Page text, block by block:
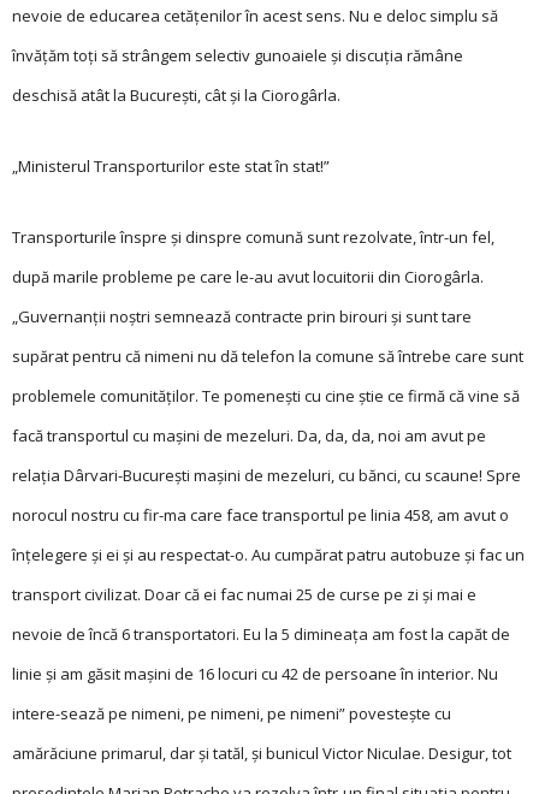
nevoie de educarea cetăţenilor în acest sens. Nu e deloc simplu să
învăţăm toţi să strângem selectiv gunoaiele şi discuţia rămâne
deschisă atât la Bucureşti, cât şi la Ciorogârla.
„Ministerul ­Transporturilor este stat în stat!”
Transporturile înspre şi dinspre comună sunt rezolvate, într-un fel,
după marile probleme pe care le-au avut locuitorii din Ciorogârla.
„Guvernanţii noştri semnează contracte prin birouri şi sunt tare
supărat pentru că nimeni nu dă telefon la comune să întrebe care sunt
problemele comunităţilor. Te pomeneşti cu cine ştie ce firmă că vine să
facă transportul cu maşini de mezeluri. Da, da, da, noi am avut pe
relaţia Dârvari-Bucureşti maşini de mezeluri, cu bănci, cu scaune! Spre
norocul nostru cu fir-ma care face transportul pe linia 458, am avut o
înţelegere și ei şi au respectat-o. Au cumpărat patru autobuze şi fac un
transport civilizat. Doar că ei fac numai 25 de curse pe zi şi mai e
nevoie de încă 6 transportatori. Eu la 5 dimineaţa am fost la capăt de
linie şi am găsit maşini de 16 locuri cu 42 de persoane în interior. Nu
intere-sează pe nimeni, pe nimeni, pe nimeni” povesteşte cu
amărăciune primarul, dar şi tatăl, şi bunicul Victor Niculae. Desigur, tot